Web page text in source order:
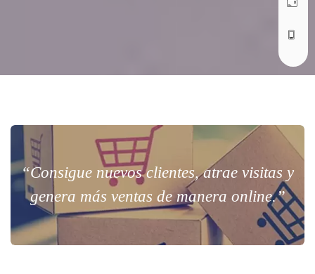
“Consigue nuevos clientes, atrae visitas y
genera más ventas de manera online.”